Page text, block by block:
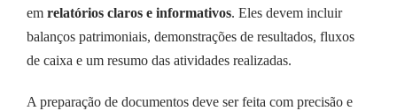
em relatórios claros e informativos. Eles devem incluir
balanços patrimoniais, demonstrações de resultados, fluxos
de caixa e um resumo das atividades realizadas.
A preparação de documentos deve ser feita com precisão e